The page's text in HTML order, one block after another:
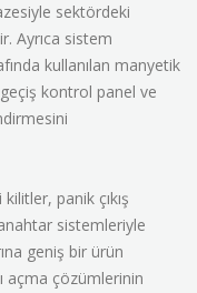
sektördeki
Ayrıca sistem
kullanılan manyetik
kontrol panel ve
panik çıkış
sistemleriyle
geniş bir ürün
açma çözümlerinin